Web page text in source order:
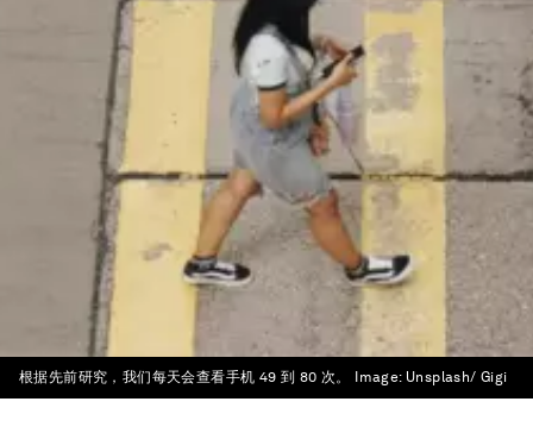
根据先前研究，我们每天会查看手机 49 到 80 次。 Image: Unsplash/ Gigi